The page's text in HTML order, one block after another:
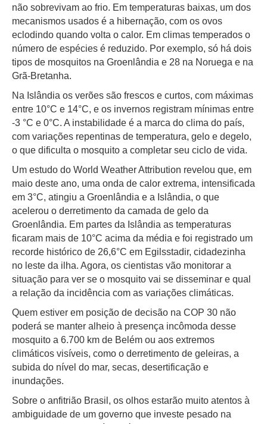
não sobrevivam ao frio. Em temperaturas baixas, um dos
mecanismos usados é a hibernação, com os ovos
eclodindo quando volta o calor. Em climas temperados o
número de espécies é reduzido. Por exemplo, só há dois
tipos de mosquitos na Groenlândia e 28 na Noruega e na
Grã-Bretanha.
Na Islândia os verões são frescos e curtos, com máximas
entre 10°C e 14°C, e os invernos registram mínimas entre
-3 °C e 0°C. A instabilidade é a marca do clima do país,
com variações repentinas de temperatura, gelo e degelo,
o que dificulta o mosquito a completar seu ciclo de vida.
Um estudo do World Weather Attribution revelou que, em
maio deste ano, uma onda de calor extrema, intensificada
em 3°C, atingiu a Groenlândia e a Islândia, o que
acelerou o derretimento da camada de gelo da
Groenlândia. Em partes da Islândia as temperaturas
ficaram mais de 10°C acima da média e foi registrado um
recorde histórico de 26,6°C em Egilsstadir, cidadezinha
no leste da ilha. Agora, os cientistas vão monitorar a
situação para ver se o mosquito vai se disseminar e qual
a relação da incidência com as variações climáticas.
Quem estiver em posição de decisão na COP 30 não
poderá se manter alheio à presença incômoda desse
mosquito a 6.700 km de Belém ou aos extremos
climáticos visíveis, como o derretimento de geleiras, a
subida do nível do mar, secas, desertificação e
inundações.
Sobre o anfitrião Brasil, os olhos estarão muito atentos à
ambiguidade de um governo que investe pesado na